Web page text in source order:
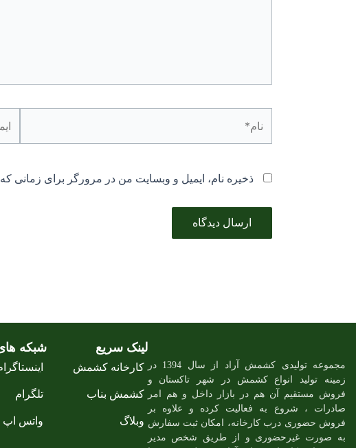
ذخیره نام، ایمیل و وبسایت من در مرورگر برای زمانی
مجموعه تولیدی کشمش آراد از سال 1394 در
زمینه تولید انواع کشمش در شهر تاکستان و
فروش مستقیم آن هم در بازار داخل و هم امر
صادرات ، شروع به فعالیت کرده و علاوه بر
فروش حضوری درب کارخانه، امکان ثبت سفارش
به صورت غیرحضوری و از طریق شخص مدیر
لینک سریع
کارخانه کشمش
کشمش بناب
وبلاگ
شبکه
تلگرام
واتس اپ